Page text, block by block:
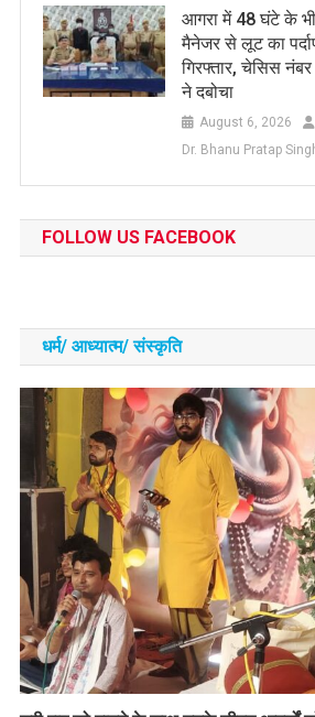
आगरा में 48 घंटे के
मैनेजर से लूट का
गिरफ्तार, चेसिस
ने दबोचा
August 6, 2026
Dr. Bhanu Pratap
FOLLOW US FACEBOOK
धर्म/ आध्‍यात्‍म/ संस्‍कृति